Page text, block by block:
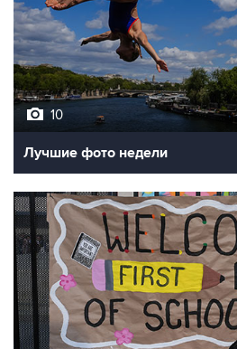
10
Лучшие фото недели